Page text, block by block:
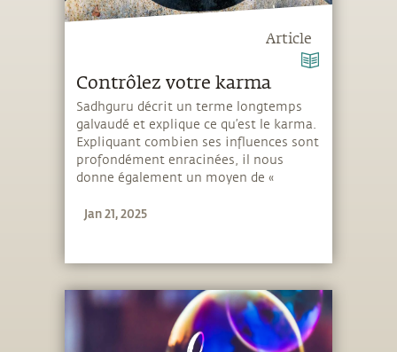
Article
Contrôlez votre karma
Sadhguru décrit un terme longtemps
galvaudé et explique ce qu’est le karma.
Expliquant combien ses influences sont
profondément enracinées, il nous
donne également un moyen de «
Jan 21, 2025